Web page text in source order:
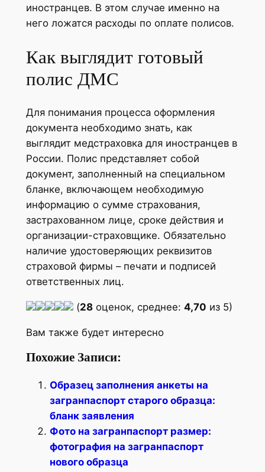
иностранцев. В этом случае именно на
него ложатся расходы по оплате полисов.
Как выглядит готовый
полис ДМС
Для понимания процесса оформления
документа необходимо знать, как
выглядит медстраховка для иностранцев в
России. Полис представляет собой
документ, заполненный на специальном
бланке, включающем необходимую
информацию о сумме страхования,
застрахованном лице, сроке действия и
организации-страховщике. Обязательно
наличие удостоверяющих реквизитов
страховой фирмы – печати и подписей
ответственных лиц.
(28оценок, среднее: 4,70 из 5)
Вам также будет интересно
Похожие Записи:
Образец заполнения анкеты на
загранпаспорт старого образца:
бланк заявления
Фото на загранпаспорт размер:
фотография на загранпаспорт
нового образца